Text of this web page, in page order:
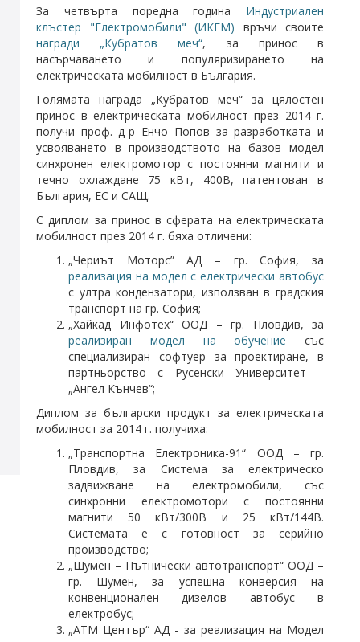
За четвърта поредна година Индустриален
клъстер "Електромобили" (ИКЕМ) връчи своите
награди „Кубратов меч“, за принос в
насърчаването и популяризирането на
електрическата мобилност в България.
Голямата награда „Кубратов меч“ за цялостен
принос в електрическата мобилност през 2014 г.
получи проф. д-р Енчо Попов за разработката и
усвояването в производството на базов модел
синхронен електромотор с постоянни магнити и
течно охлаждане 75 кВт, 400В, патентован в
България, ЕС и САЩ.
С диплом за принос в сферата на електрическата
мобилност през 2014 г. бяха отличени:
„Чериът Моторс” АД – гр. София, за
реализация на модел с електрически автобус
с ултра кондензатори, използван в градския
транспорт на гр. София;
„Хайкад Инфотех“ ООД – гр. Пловдив, за
реализиран модел на обучение със
специализиран софтуер за проектиране, в
партньорство с Русенски Университет –
„Ангел Кънчев“;
Диплом за български продукт за електрическата
мобилност за 2014 г. получиха:
„Транспортна Електроника-91“ ООД – гр.
Пловдив, за Система за електрическо
задвижване на електромобили, със
синхронни електромотори с постоянни
магнити 50 кВт/300В и 25 кВт/144В.
Системата е с готовност за серийно
производство;
„Шумен – Пътнически автотранспорт“ ООД –
гр. Шумен, за успешна конверсия на
конвенционален дизелов автобус в
електробус;
„АТМ Център“ АД - за реализация на Модел